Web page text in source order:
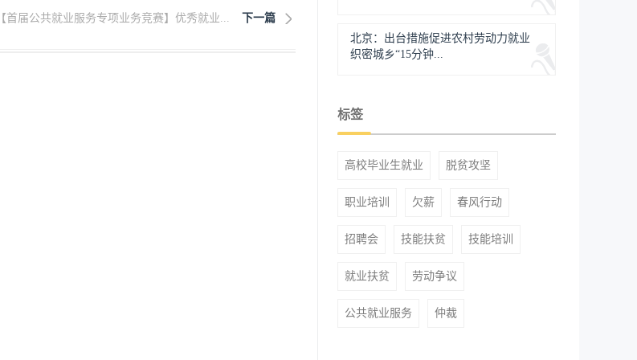
下一篇
【首届公共就业服务专项业务竞赛】优秀就业...
北京：出台措施促进农村劳动力就业
织密城乡“15分钟...
标签
高校毕业生就业 脱贫攻坚
职业培训 欠薪 春风行动
招聘会 技能扶贫 技能培训
就业扶贫 劳动争议
公共就业服务 仲裁